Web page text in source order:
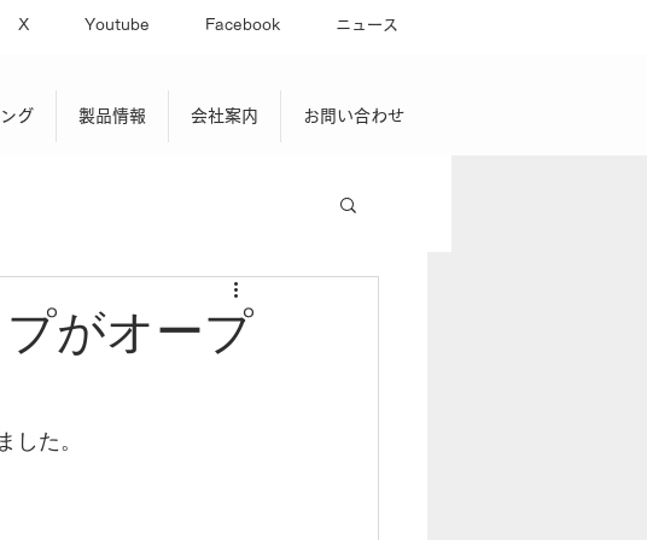
X Youtube Facebook ニュース
グ 製品情報 会社案内 お問い合わせ
がオープ
した。